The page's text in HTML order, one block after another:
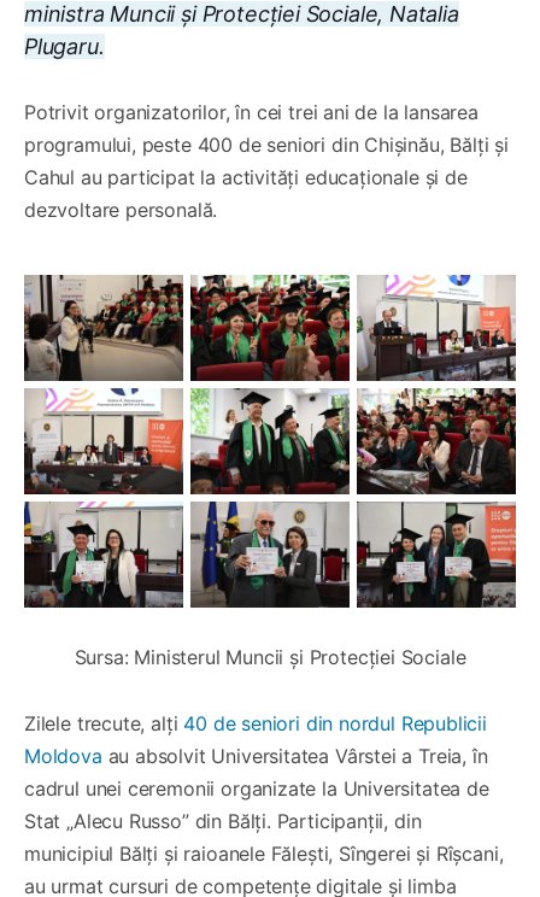
ministra Muncii și Protecției Sociale, Natalia
Plugaru.
Potrivit organizatorilor, în cei trei ani de la lansarea
programului, peste 400 de seniori din Chișinău, Bălți și
Cahul au participat la activități educaționale și de
dezvoltare personală.
Sursa: Ministerul Muncii și Protecției Sociale
Zilele trecute, alți 40 de seniori din nordul Republicii
Moldova au absolvit Universitatea Vârstei a Treia, în
cadrul unei ceremonii organizate la Universitatea de
Stat „Alecu Russo” din Bălți. Participanții, din
municipiul Bălți și raioanele Fălești, Sîngerei și Rîșcani,
au urmat cursuri de competențe digitale și limba